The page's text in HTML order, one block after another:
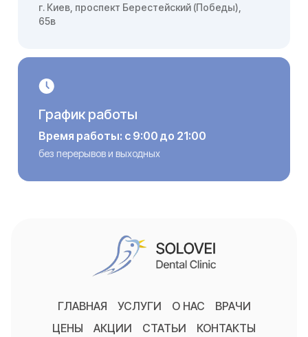
г. Киев, проспект Берестейский (Победы),
65в
График работы
Время работы: с 9:00 до 21:00
без перерывов и выходных
ГЛАВНАЯ УСЛУГИ О НАС
ВРАЧИ
ЦЕНЫ
АКЦИИ СТАТЬИ КОНТАКТЫ